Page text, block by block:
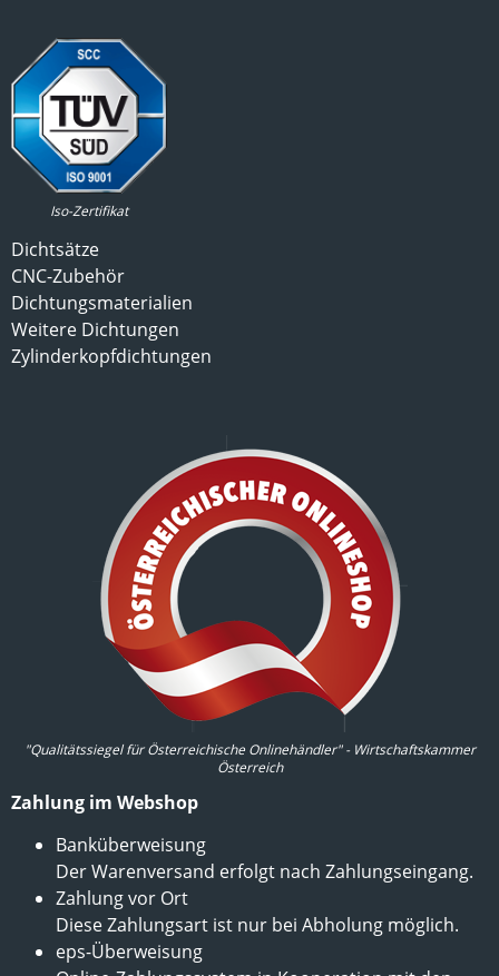
Iso-Zertifikat
Dichtsätze
CNC-Zubehör
Dichtungsmaterialien
Weitere Dichtungen
Zylinderkopfdichtungen
"Qualitätssiegel für Österreichische Onlinehändler" - Wirtschaftskammer
Österreich
Zahlung im Webshop
Banküberweisung
Der Warenversand erfolgt nach Zahlungseingang.
Zahlung vor Ort
Diese Zahlungsart ist nur bei Abholung möglich.
eps-Überweisung